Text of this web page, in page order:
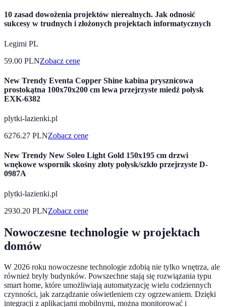
10 zasad dowożenia projektów nierealnych. Jak odnosić
sukcesy w trudnych i złożonych projektach informatycznych
Legimi PL
59.00 PLNZobacz cenę
New Trendy Eventa Copper Shine kabina prysznicowa
prostokątna 100x70x200 cm lewa przejrzyste miedź połysk
EXK-6382
plytki-lazienki.pl
6276.27 PLNZobacz cenę
New Trendy New Soleo Light Gold 150x195 cm drzwi
wnękowe wspornik skośny złoty połysk/szkło przejrzyste D-
0987A
plytki-lazienki.pl
2930.20 PLNZobacz cenę
Nowoczesne technologie w projektach
domów
W 2026 roku nowoczesne technologie zdobią nie tylko wnętrza, ale
również bryły budynków. Powszechne stają się rozwiązania typu
smart home, które umożliwiają automatyzację wielu codziennych
czynności, jak zarządzanie oświetleniem czy ogrzewaniem. Dzięki
integracji z aplikacjami mobilnymi, można monitorować i